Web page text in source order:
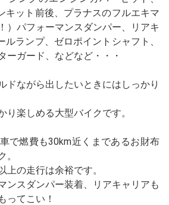
キット前後、プラナスのフルエキマ
）パフォーマンスダンパー、リアキ
ルランプ、ゼロポイントシャフト、
ーガード、などなど・・・
ドながら出したいときにはしっかり
り楽しめる大型バイクです。
で燃費も30km近くまであるお財布
。
上の走行は余裕です。
ンスダンパー装着、リアキャリアも
ってこい！